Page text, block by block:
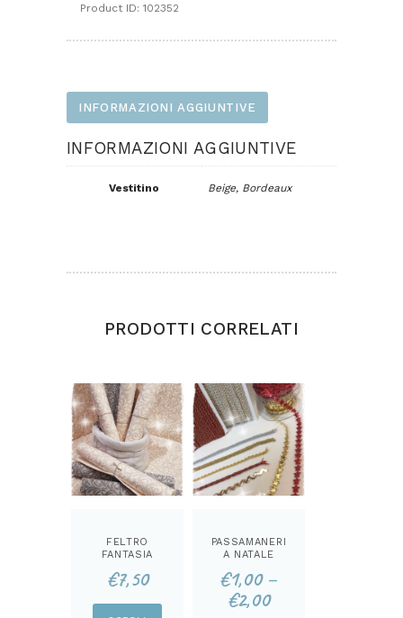
Product ID: 102352
INFORMAZIONI AGGIUNTIVE
INFORMAZIONI AGGIUNTIVE
Vestitino Beige, Bordeaux
PRODOTTI CORRELATI
FELTRO
FANTASIA
MM 3
€7,50
PASSAMANERI
A NATALE
€1,00–
€2,00